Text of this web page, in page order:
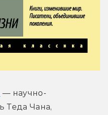
— научно-
Теда Чана,